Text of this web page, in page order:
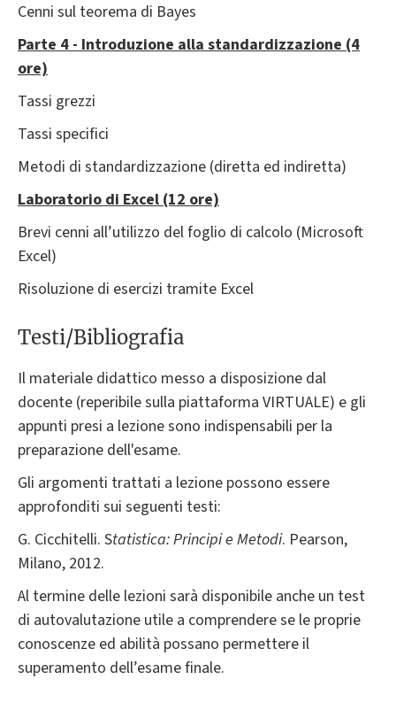
Cenni sul teorema di Bayes
Parte 4 - Introduzione alla standardizzazione (4
ore)
Tassi grezzi
Tassi specifici
Metodi di standardizzazione (diretta ed indiretta)
Laboratorio di Excel (12 ore)
Brevi cenni all’utilizzo del foglio di calcolo (Microsoft
Excel)
Risoluzione di esercizi tramite Excel
Testi/Bibliografia
Il materiale didattico messo a disposizione dal
docente (reperibile sulla piattaforma VIRTUALE) e gli
appunti presi a lezione sono indispensabili per la
preparazione dell'esame.
Gli argomenti trattati a lezione possono essere
approfonditi sui seguenti testi:
G. Cicchitelli. Statistica: Principi e Metodi. Pearson,
Milano, 2012.
Al termine delle lezioni sarà disponibile anche un test
di autovalutazione utile a comprendere se le proprie
conoscenze ed abilità possano permettere il
superamento dell’esame finale.